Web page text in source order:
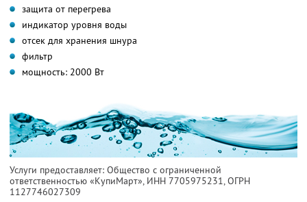
защита от перегрева
индикатор уровня воды
отсек для хранения шнура
фильтр
мощность: 2000 Вт
Услуги предоставляет: Общество с ограниченной
ответственностью «КупиМарт», ИНН 7705975231, ОГРН
1127746027309